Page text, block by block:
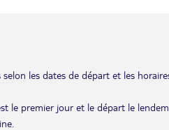
les dates de départ et les
le premier jour et le départ le